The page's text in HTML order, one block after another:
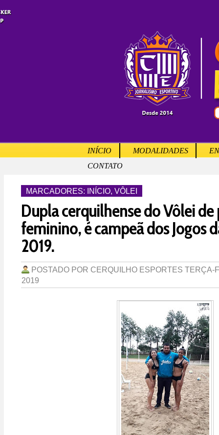
INÍCIO MODALIDADES
CONTATO
MARCADORES: INÍCIO, VÔLEI
Dupla cerquilhense do Vôlei de
feminino, é campeã dos Jogos
2019.
POSTADO POR CERQUILHO ESPORTES TERÇA-
2019